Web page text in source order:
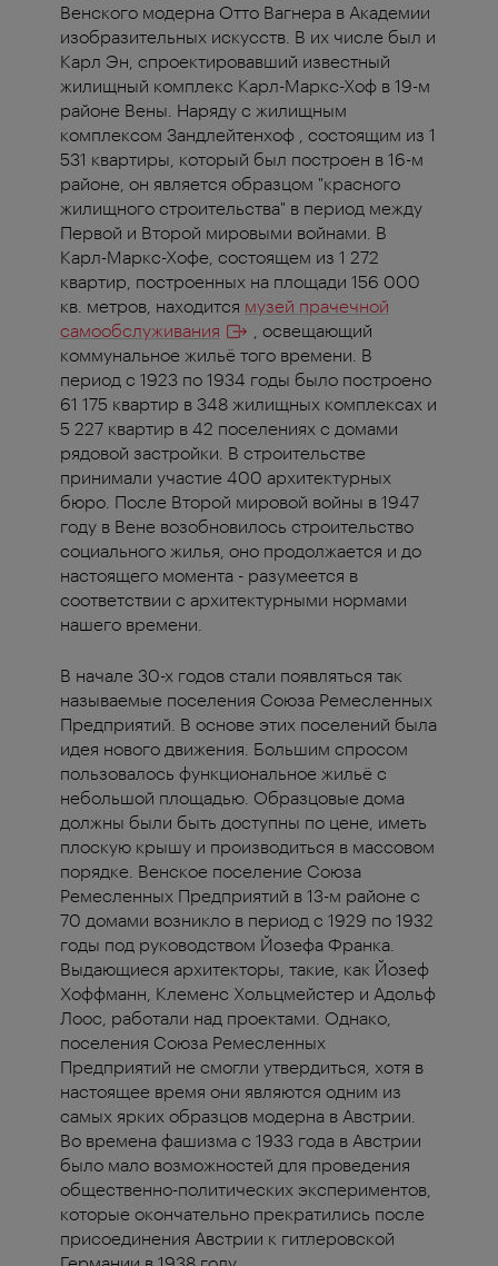
Венского модерна Отто Вагнера в Академии
изобразительных искусств. В их числе был и
Карл Эн, спроектировавший известный
жилищный комплекс Карл-Маркс-Хоф в 19-м
районе Вены. Наряду с жилищным
комплексом Зандлейтенхоф , состоящим из 1
531 квартиры, который был построен в 16-м
районе, он является образцом "красного
жилищного строительства" в период между
Первой и Второй мировыми войнами. В
Карл-Маркс-Хофе, состоящем из 1 272
квартир, построенных на площади 156 000
кв. метров, находится музей прачечной
самообслуживания
, освещающий
коммунальное жильё того времени. В
период с 1923 по 1934 годы было построено
61 175 квартир в 348 жилищных комплексах и
5 227 квартир в 42 поселениях с домами
рядовой застройки. В строительстве
принимали участие 400 архитектурных
бюро. После Второй мировой войны в 1947
году в Вене возобновилось строительство
социального жилья, оно продолжается и до
настоящего момента - разумеется в
соответствии с архитектурными нормами
нашего времени.
В начале 30-х годов стали появляться так
называемые поселения Союза Ремесленных
Предприятий. В основе этих поселений была
идея нового движения. Большим спросом
пользовалось функциональное жильё с
небольшой площадью. Образцовые дома
должны были быть доступны по цене, иметь
плоскую крышу и производиться в массовом
порядке. Венское поселение Союза
Ремесленных Предприятий в 13-м районе с
70 домами возникло в период с 1929 по 1932
годы под руководством Йозефа Франка.
Выдающиеся архитекторы, такие, как Йозеф
Хоффманн, Клеменс Хольцмейстер и Адольф
Лоос, работали над проектами. Однако,
поселения Союза Ремесленных
Предприятий не смогли утвердиться, хотя в
настоящее время они являются одним из
самых ярких образцов модерна в Австрии.
Во времена фашизма с 1933 года в Австрии
было мало возможностей для проведения
общественно-политических экспериментов,
которые окончательно прекратились после
присоединения Австрии к гитлеровской